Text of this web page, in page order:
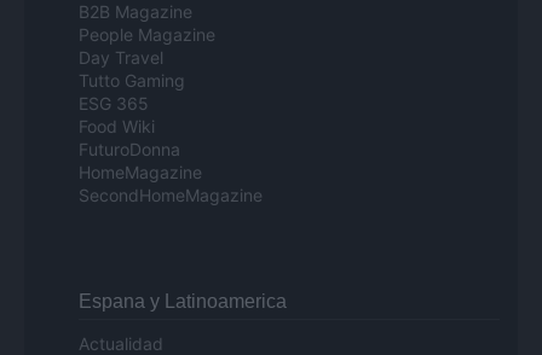
B2B Magazine
People Magazine
Day Travel
Tutto Gaming
ESG 365
Food Wiki
FuturoDonna
HomeMagazine
SecondHomeMagazine
Espana y Latinoamerica
Actualidad